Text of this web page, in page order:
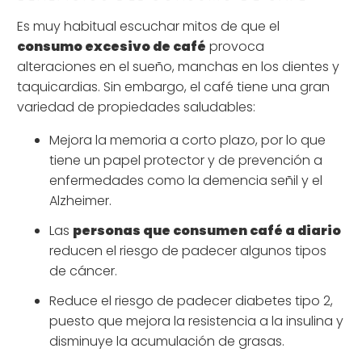
Es muy habitual escuchar mitos de que el
consumo excesivo de café provoca
alteraciones en el sueño, manchas en los dientes y
taquicardias. Sin embargo, el café tiene una gran
variedad de propiedades saludables:
Mejora la memoria a corto plazo, por lo que
tiene un papel protector y de prevención a
enfermedades como la demencia señil y el
Alzheimer.
Las personas que consumen café a diario
reducen el riesgo de padecer algunos tipos
de cáncer.
Reduce el riesgo de padecer diabetes tipo 2,
puesto que mejora la resistencia a la insulina y
disminuye la acumulación de grasas.